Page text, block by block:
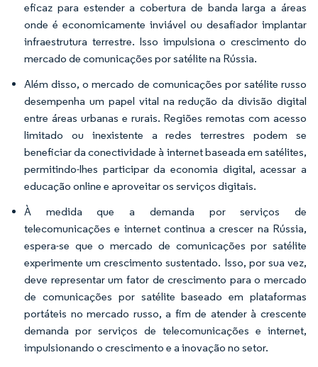
eficaz para estender a cobertura de banda larga a áreas
onde é economicamente inviável ou desafiador implantar
infraestrutura terrestre. Isso impulsiona o crescimento do
mercado de comunicações por satélite na Rússia.
Além disso, o mercado de comunicações por satélite russo
desempenha um papel vital na redução da divisão digital
entre áreas urbanas e rurais. Regiões remotas com acesso
limitado ou inexistente a redes terrestres podem se
beneficiar da conectividade à internet baseada em satélites,
permitindo-lhes participar da economia digital, acessar a
educação online e aproveitar os serviços digitais.
À medida que a demanda por serviços de
telecomunicações e internet continua a crescer na Rússia,
espera-se que o mercado de comunicações por satélite
experimente um crescimento sustentado. Isso, por sua vez,
deve representar um fator de crescimento para o mercado
de comunicações por satélite baseado em plataformas
portáteis no mercado russo, a fim de atender à crescente
demanda por serviços de telecomunicações e internet,
impulsionando o crescimento e a inovação no setor.